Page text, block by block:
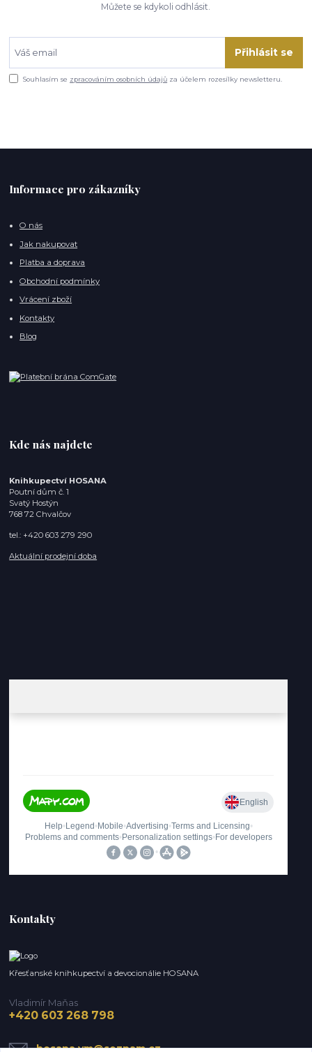
Můžete se kdykoli odhlásit.
Přihlásit se
Souhlasím se zpracováním osobních údajů za účelem rozesílky newsletteru.
Informace pro zákazníky
O nás
Jak nakupovat
Platba a doprava
Obchodní podmínky
Vrácení zboží
Kontakty
Blog
Kde nás najdete
Knihkupectví HOSANA
Poutní dům č. 1
Svatý Hostýn
768 72 Chvalčov
tel.: +420 603 279 290
Aktuální prodejní doba
Kontakty
Křesťanské knihkupectví a devocionálie HOSANA
Vladimír Maňas
+420 603 268 798
hosana.vm@seznam.cz